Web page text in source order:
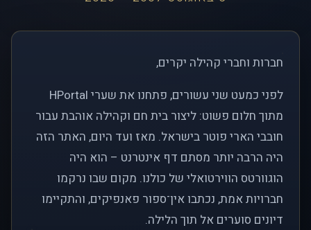
חברות וחברי קהילה יקרים,
לפני כמעט שני עשורים, פתחנו את שערי HPortal
מתוך חלום פשוט: ליצור בית חם וקהילה אוהבת עבור
חובבי הארי פוטר בישראל. מאז ועד היום, האתר הזה
היה הרבה יותר מסתם דף אינטרנט – הוא היה
הוגוורטס הווירטואלי של כולנו. מקום שבו נרקמו
חברויות אמת, נכתבו אין־ספור פאנפיקים, והתקיימו
דיונים סוערים אל תוך הלילה.